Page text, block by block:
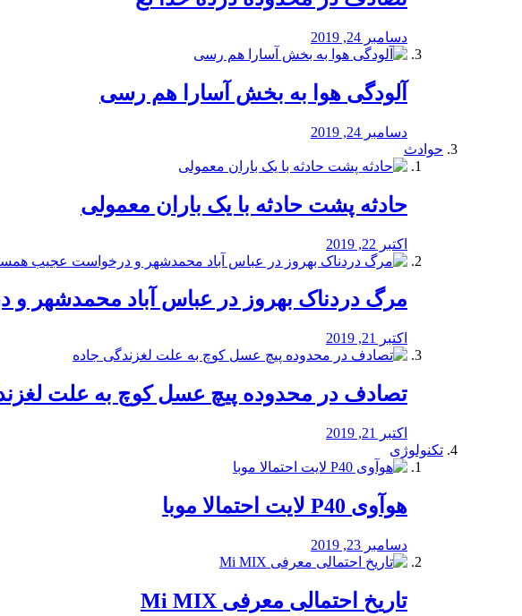
دسامبر 24, 2019
آلودگی هوا به بخش آسارا هم رسی
دسامبر 24, 2019
حوادث
️حادثه پشت حادثه با یک باران معمولی
اکتبر 22, 2019
مرگ دردناک بهروز در عباس آباد
اکتبر 21, 2019
تصادف در محدوده پیچ عسل کوچ به علت
اکتبر 21, 2019
تکنولوژی
هوآوی P40 لایت احتمالا موبا
دسامبر 23, 2019
تاریخ احتمالی معرفی Mi MIX